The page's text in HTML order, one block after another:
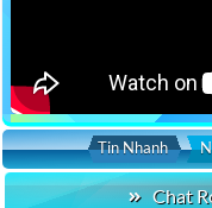
Tin Nhanh
Chat